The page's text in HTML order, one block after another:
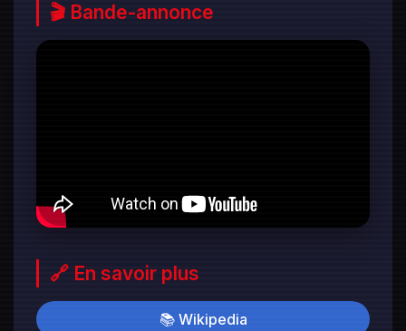
🎬 Bande-annonce
🔗 En savoir plus
📚 Wikipedia